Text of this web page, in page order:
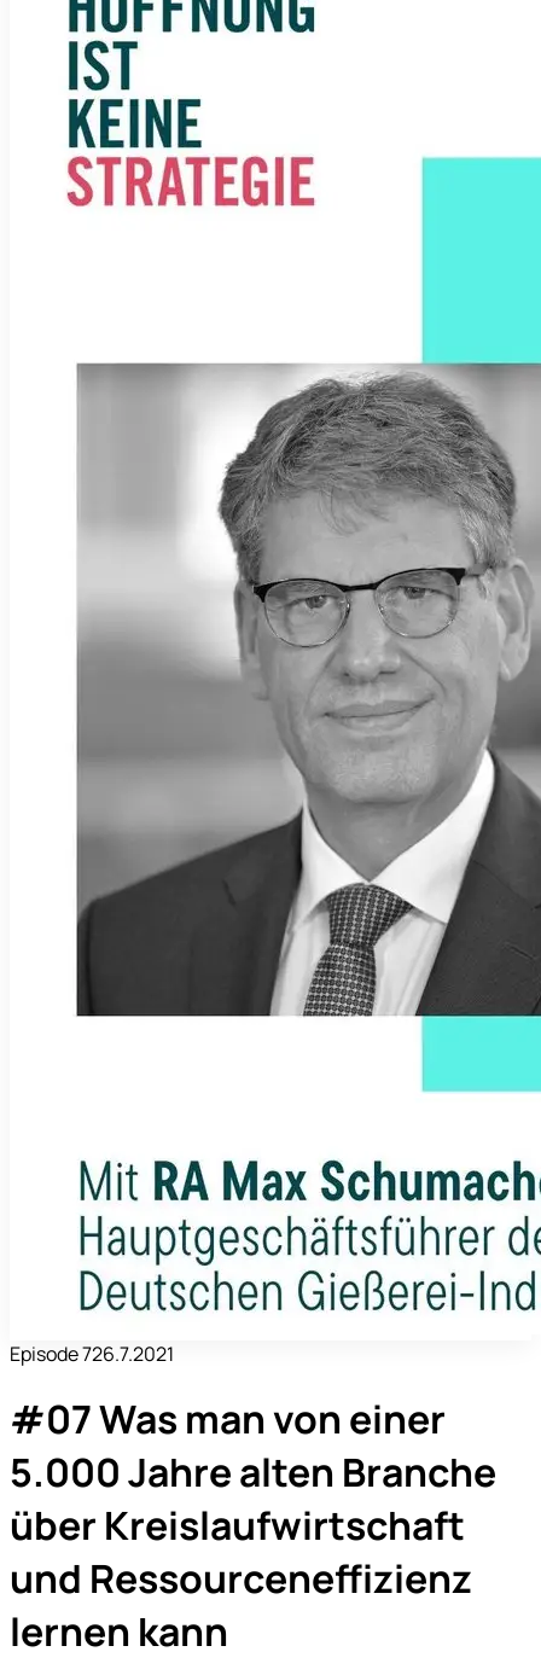
Episode726.7.2021
#07 Was man von einer
5.000 Jahre alten Branche
über Kreislaufwirtschaft
und Ressourceneffizienz
lernen kann